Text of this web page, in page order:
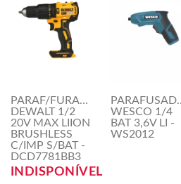
PARAF/FURAD.
DEWALT 1/2
20V MAX LIION
BRUSHLESS
C/IMP S/BAT -
DCD7781BB3
INDISPONÍVEL
WESCO 1/4
BAT 3,6V LI -
WS2012